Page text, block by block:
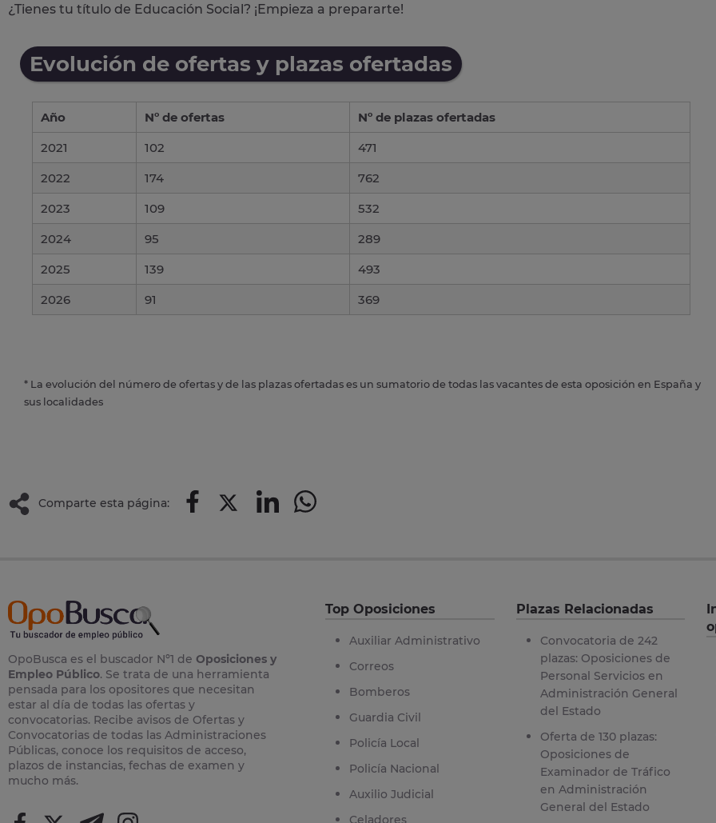
¿Tienes tu título de Educación Social? ¡Empieza a prepararte!
Evolución de ofertas y plazas ofertadas
Año Nº de ofertas
Nº de plazas ofertadas
2021
102
471
2022
174
762
2023
109
532
2024
95
289
2025
139
493
2026
91 369
* La evolución del número de ofertas y de las plazas ofertadas es un sumatorio de todas las vacantes de esta oposición en España y
sus localidades
Comparte esta página:
OpoBusca es el buscador Nº1 de Oposiciones y
Empleo Público. Se trata de una herramienta
pensada para los opositores que necesitan
estar al día de todas las ofertas y
convocatorias. Recibe avisos de Ofertas y
Convocatorias de todas las Administraciones
Públicas, conoce los requisitos de acceso,
plazos de instancias, fechas de examen y
mucho más.
Top Oposiciones
Auxiliar Administrativo
Correos
Bomberos
Guardia Civil
Policía Local
Policía Nacional
Auxilio Judicial
Celadores
Plazas Relacionadas
Convocatoria de 242
plazas: Oposiciones de
Personal Servicios en
Administración General
del Estado
Oferta de 130 plazas:
Oposiciones de
Examinador de Tráfico
en Administración
General del Estado